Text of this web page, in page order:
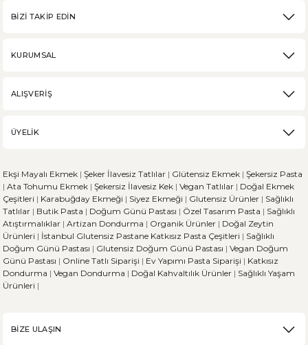
BİZİ TAKİP EDİN
KURUMSAL
ALIŞVERİŞ
ÜYELİK
Ekşi Mayalı Ekmek | Şeker İlavesiz Tatlılar | Glütensiz Ekmek | Şekersiz Pasta
| Ata Tohumu Ekmek | Şekersiz İlavesiz Kek | Vegan Tatlılar | Doğal Ekmek
Çeşitleri | Karabuğday Ekmeği | Siyez Ekmeği | Glutensiz Ürünler | Sağlıklı
Tatlılar | Butik Pasta | Doğum Günü Pastası | Özel Tasarım Pasta | Sağlıklı
Atıştırmalıklar | Artizan Dondurma | Organik Ürünler | Doğal Zeytin
Ürünleri | İstanbul Glutensiz Pastane Katkısız Pasta Çeşitleri | Sağlıklı
Doğum Günü Pastası | Glutensiz Doğum Günü Pastası | Vegan Doğum
Günü Pastası | Online Tatlı Siparişi | Ev Yapımı Pasta Siparişi | Katkısız
Dondurma | Vegan Dondurma | Doğal Kahvaltılık Ürünler | Sağlıklı Yaşam
Ürünleri |
BİZE ULAŞIN